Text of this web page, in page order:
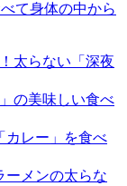
て身体の中から
太らない「深夜
の美味しい食べ
カレー」を食べ
ーメンの太らな